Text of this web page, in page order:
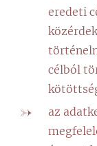
eredeti
célból
az